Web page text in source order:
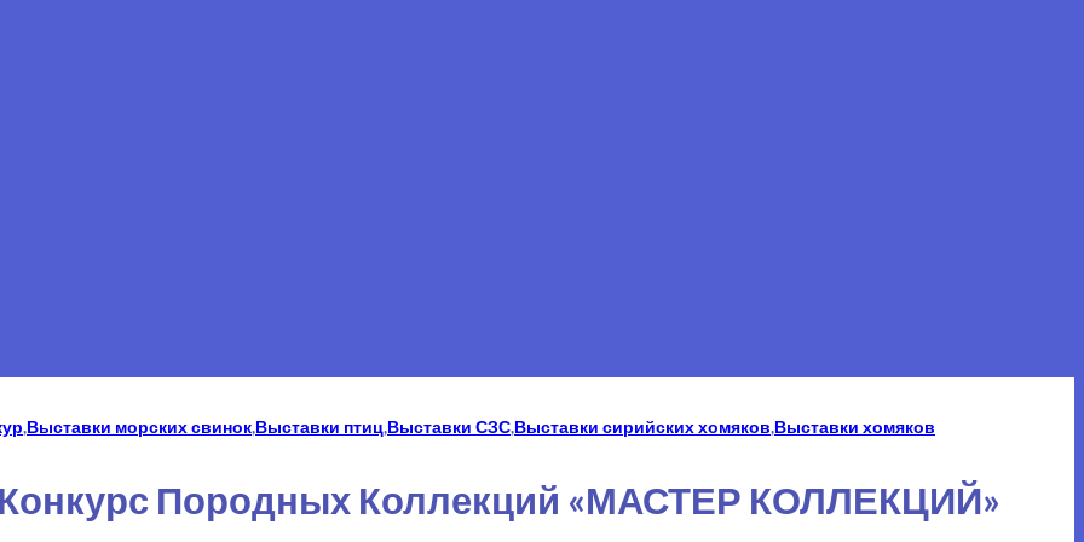
,Выставки морских свинок,Выставки птиц,Выставки СЗС,Выставки сирийских хомяков,Выставки хомяков
Породных Коллекций «МАСТЕР КОЛЛЕКЦИЙ»